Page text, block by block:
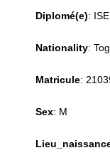
Diplomé(e):
Nationality:
Matricule:
Sex: M